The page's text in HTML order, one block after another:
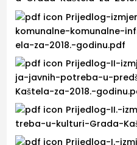
Prijedlog-
komunalne-komunalne-
ela-za-2018.-godinu.pdf
Prijedlog-II-
ja-javnih-potreba-u-
Kaštela-za-2018.-
Prijedlog-II.-
treba-u-kulturi-Grada-
Prijedlog-I.-